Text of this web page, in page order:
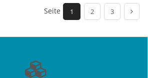
Seite 1 2 3